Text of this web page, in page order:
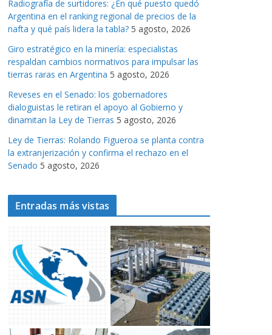
a
s
Radiografía de surtidores: ¿En qué puesto quedó
Argentina en el ranking regional de precios de la
nafta y qué país lidera la tabla? 5 agosto, 2026
Giro estratégico en la minería: especialistas
respaldan cambios normativos para impulsar las
tierras raras en Argentina 5 agosto, 2026
Reveses en el Senado: los gobernadores
dialoguistas le retiran el apoyo al Gobierno y
dinamitan la Ley de Tierras 5 agosto, 2026
Ley de Tierras: Rolando Figueroa se planta contra
la extranjerización y confirma el rechazo en el
Senado 5 agosto, 2026
Entradas más vistas